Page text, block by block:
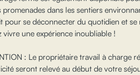
promenades dans les sentiers
pour se déconnecter du quotidien et
vivre une expérience inoubliable !
: Le propriétaire travail à charge
seront relevé au début de votre